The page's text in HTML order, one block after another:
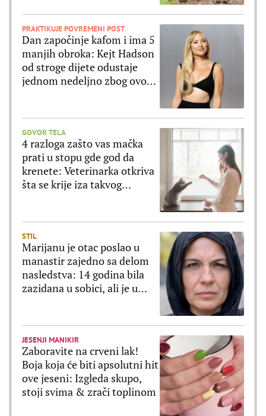
PRAKTIKUJE POVREMENI POST
Dan započinje kafom i ima 5
manjih obroka: Kejt Hadson
od stroge dijete odustaje
jednom nedeljno zbog ovog
GOVOR TELA
4 razloga zašto vas mačka
prati u stopu gde god da
krenete: Veterinarka otkriva
šta se krije iza takvog
STIL
Marijanu je otac poslao u
manastir zajedno sa delom
nasledstva: 14 godina bila
zazidana u sobici, ali je u
JESENJI MANIKIR
Zaboravite na crveni lak!
Boja koja će biti apsolutni hit
ove jeseni: Izgleda skupo,
stoji svima & zrači toplinom